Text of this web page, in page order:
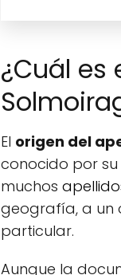
¿Cuál es
El origen del
conocido por su
muchos
geografía, a un
particular.
Aunque la